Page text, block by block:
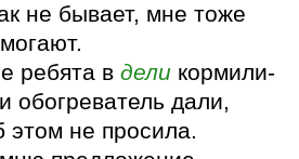
не бывает, мне тоже
ребята вдели кормили-
обогреватель дали,
этом не просила.